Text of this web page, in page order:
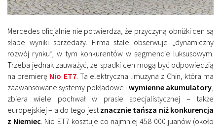
Mercedes oficjalnie nie potwierdza, że ​​przyczyną obniżki cen są
słabe wyniki sprzedaży. Firma stale obserwuje „dynamiczny
rozwój rynku”, w tym konkurentów w segmencie luksusowym.
Trzeba jednak zauważyć, że spadki cen mogą być odpowiedzią
na premierę Nio ET7. Ta elektryczna limuzyna z Chin, która ma
zaawansowane systemy pokładowe i wymienne akumulatory,
zbiera wiele pochwał w prasie specjalistycznej – także
europejskiej – a do tego jestznacznie tańsza niż konkurencja
z Niemiec. Nio ET7 kosztuje co najmniej 458 000 juanów (około